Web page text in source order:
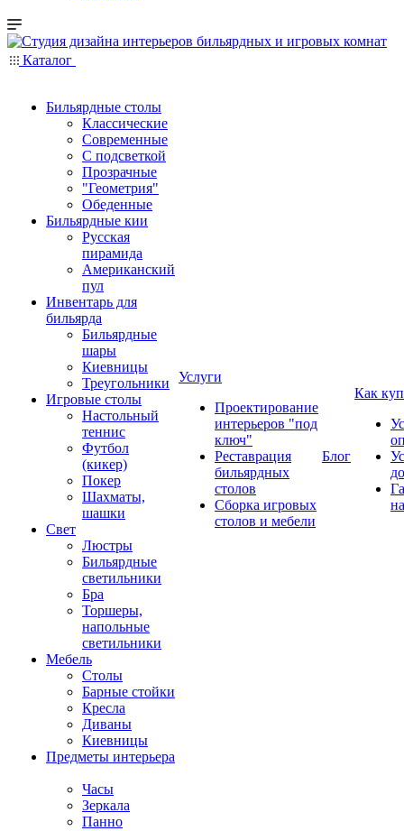
Каталог
Бильярдные столы
Классические
Современные
С подсветкой
Прозрачные
"Геометрия"
Обеденные
Бильярдные кии
Русская
пирамида
Американский
пул
Инвентарь для
бильярда
Бильярдные
шары
Киевницы
Треугольники
Игровые столы
Настольный
теннис
Футбол
(кикер)
Покер
Шахматы,
шашки
Свет
Люстры
Бильярдные
светильники
Бра
Торшеры,
напольные
светильники
Мебель
Столы
Барные стойки
Кресла
Диваны
Киевницы
Предметы интерьера
Часы
Зеркала
Панно
Услуги
Проектирование
интерьеров "под
ключ"
Реставрация
бильярдных
столов
Сборка игровых
столов и мебели
Блог
Как